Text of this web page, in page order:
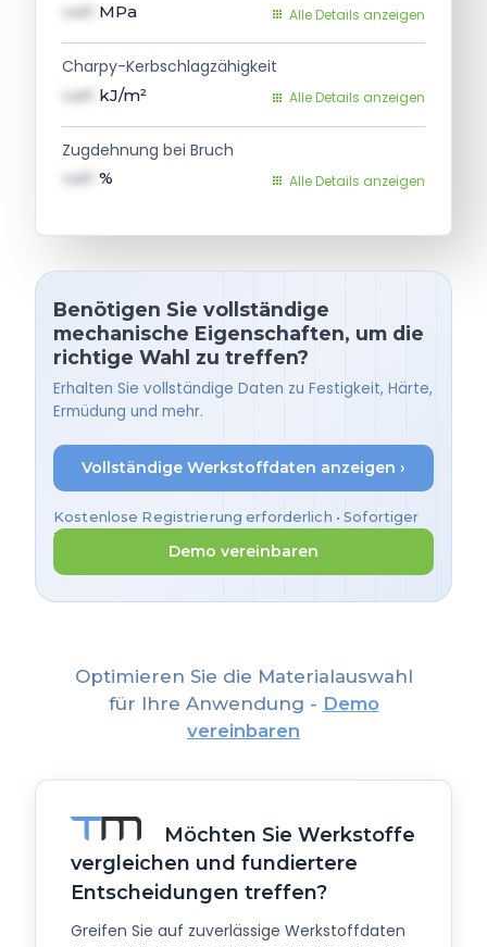
val1 MPa Alle Details anzeigen
Charpy-Kerbschlagzähigkeit
val1 kJ/m² Alle Details anzeigen
Zugdehnung bei Bruch
val1 % Alle Details anzeigen
Benötigen Sie vollständige
mechanische Eigenschaften, um die
richtige Wahl zu treffen?
Erhalten Sie vollständige Daten zu Festigkeit, Härte,
Ermüdung und mehr.
Vollständige Werkstoffdaten anzeigen ›
Kostenlose Registrierung erforderlich • Sofortiger
Zugriff
Demo vereinbaren
Optimieren Sie die Materialauswahl
für Ihre Anwendung - Demo
vereinbaren
Möchten Sie Werkstoffe
vergleichen und fundiertere
Entscheidungen treffen?
Greifen Sie auf zuverlässige Werkstoffdaten